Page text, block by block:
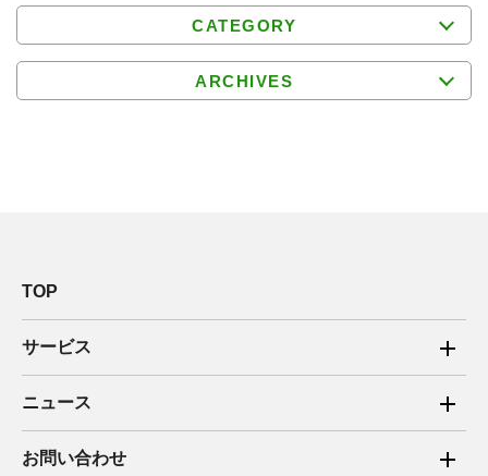
CATEGORY
ARCHIVES
TOP
サービス
ご家庭向け電力サービス
法人向け脱炭素サービス
ニュース
2025年
お問い合わせ